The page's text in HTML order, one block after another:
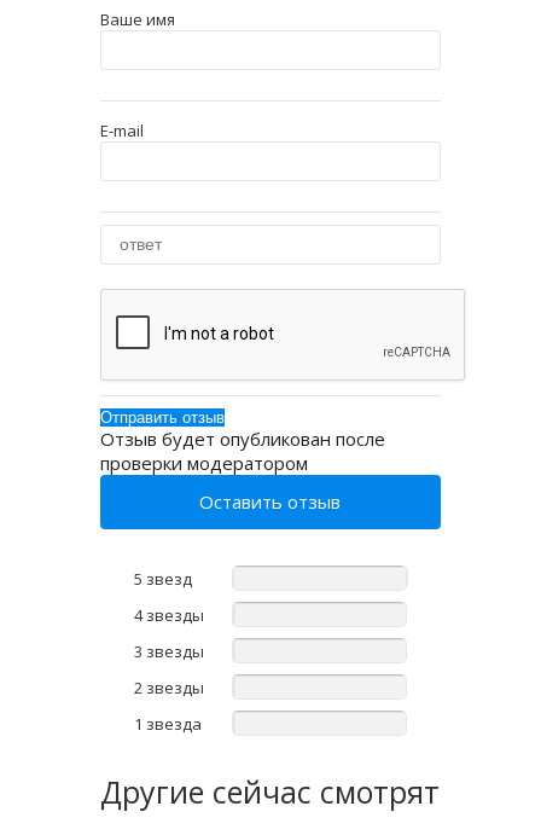
Ваше имя
E-mail
Отзыв будет опубликован после
проверки модератором
Оставить отзыв
5 звезд
4 звезды
3 звезды
2 звезды
1 звезда
Другие сейчас смотрят